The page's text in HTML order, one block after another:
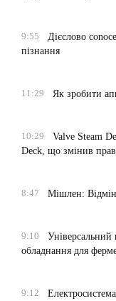
9:55
Дієслово
пізнання
11:29
Як зробити
10:29
Valve Steam
Deck, що змінив
8:47
Мішлен:
9:10
Універсальний
обладнання для
9:12